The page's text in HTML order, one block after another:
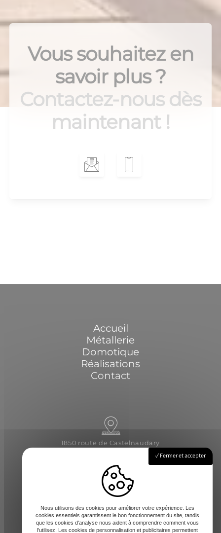
Vous souhaitez en
savoir plus ?
Contactez-nous dès
maintenant !
Accueil
Métallerie
Domotique
Réalisations
Contact
1850 route de Castelnaudary
Fermer et accepter
Nous utilisons des cookies pour améliorer votre expérience. Les
cookies essentiels garantissent le bon fonctionnement du site, tandis
que les cookies d'analyse nous aident à comprendre comment vous
l'utilisez. Les cookies de personnalisation et publicitaires permettent